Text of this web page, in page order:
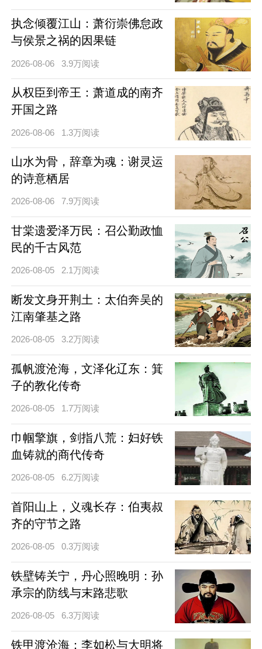
执念倾覆江山：萧衍崇佛怠政
与侯景之祸的因果链
2026-08-06 3.9万阅读
从权臣到帝王：萧道成的南齐
开国之路
2026-08-06 1.3万阅读
山水为骨，辞章为魂：谢灵运
的诗意栖居
2026-08-06 7.9万阅读
甘棠遗爱泽万民：召公勤政恤
民的千古风范
2026-08-05 2.1万阅读
断发文身开荆土：太伯奔吴的
江南肇基之路
2026-08-05 3.2万阅读
孤帆渡沧海，文泽化辽东：箕
子的教化传奇
2026-08-05 1.7万阅读
巾帼擎旗，剑指八荒：妇好铁
血铸就的商代传奇
2026-08-05 6.2万阅读
首阳山上，义魂长存：伯夷叔
齐的守节之路
2026-08-05 0.3万阅读
铁壁铸关宁，丹心照晚明：孙
承宗的防线与末路悲歌
2026-08-05 6.3万阅读
铁甲渡沧海：李如松与大明将